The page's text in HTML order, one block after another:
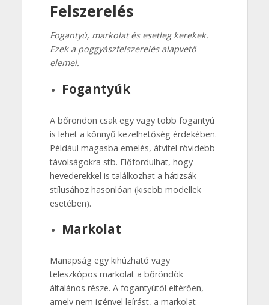
Felszerelés
Fogantyú, markolat és esetleg kerekek.
Ezek a poggyászfelszerelés alapvető
elemei.
Fogantyúk
A bőröndön csak egy vagy több fogantyú
is lehet a könnyű kezelhetőség érdekében.
Például magasba emelés, átvitel rövidebb
távolságokra stb. Előfordulhat, hogy
hevederekkel is találkozhat a hátizsák
stílusához hasonlóan (kisebb modellek
esetében).
Markolat
Manapság egy kihúzható vagy
teleszkópos markolat a bőröndök
általános része. A fogantyútól eltérően,
amely nem igényel leírást, a markolat